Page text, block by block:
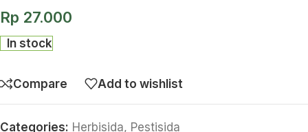
Rp 27.000
In stock
Compare Add to wishlist
Categories: Herbisida, Pestisida